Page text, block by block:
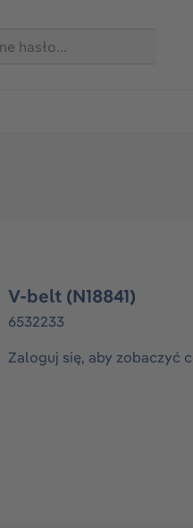
V-belt (N18841)
6532233
Zaloguj się, aby zobaczyć